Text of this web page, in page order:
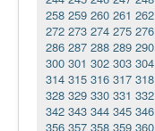
258 259 260 261 262
272 273 274 275 276
286 287 288 289 290
300 301 302 303 304
314 315 316 317 318
328 329 330 331 332
342 343 344 345 346
356 357 358 359 360